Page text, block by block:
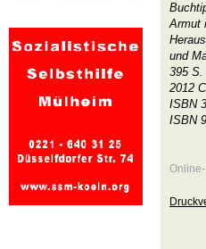
Armut
und
395 S.
2012
ISBN
ISBN